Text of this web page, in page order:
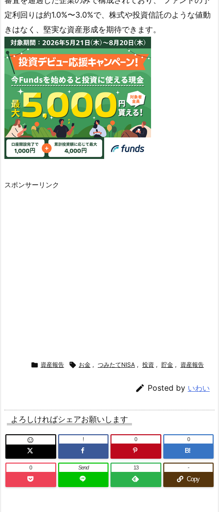
定利回りは約1.0%〜3.0%で、株式や投資信託のような値動
きはなく、堅実な資産形成を期待できます。
スポンサーリンク
 資産報告  お金 , つみたてNISA , 投資 , 貯金 , 資産報告
 Posted by いわい
よろしければシェアお願いします
 ! 0
B!
0
0 Send 13
Copy
-